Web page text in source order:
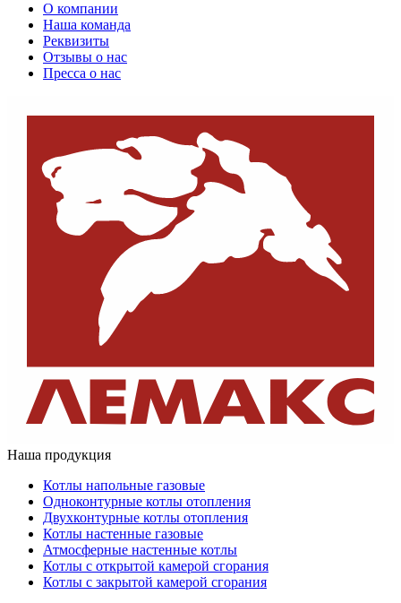
О компании
Наша команда
Реквизиты
Отзывы о нас
Пресса о нас
Наша продукция
Котлы напольные газовые
Одноконтурные котлы отопления
Двухконтурные котлы отопления
Котлы настенные газовые
Атмосферные настенные котлы
Котлы с открытой камерой сгорания
Котлы с закрытой камерой сгорания